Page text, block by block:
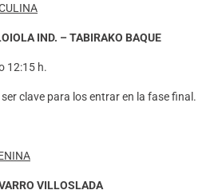
IND. – TABIRAKO BAQUE
12:15 h.
clave para los entrar en la fase final.
VILLOSLADA